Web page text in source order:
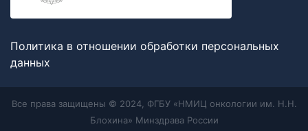
Политика в отношении обработки персональных
данных
Все права защищены © 2024, ФГБУ «НМИЦ онкологии им. Н.Н.
Блохина» Минздрава России